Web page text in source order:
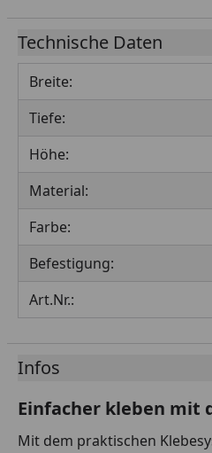
Technische Daten
Breite:
Tiefe:
Höhe:
Material:
Farbe:
Befestigung:
Art.Nr.:
Infos
Einfacher kleben mit
Mit dem praktischen